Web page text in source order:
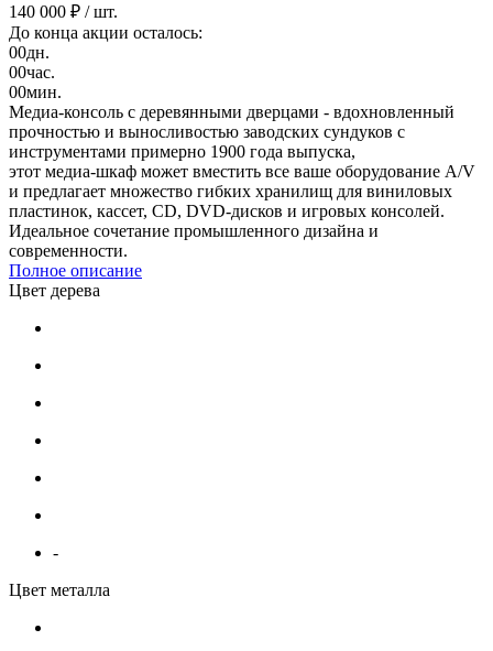
140 000 ₽ / шт.
До конца акции осталось:
00дн.
00час.
00мин.
Медиа-консоль с деревянными дверцами - вдохновленный
прочностью и выносливостью заводских сундуков с
инструментами примерно 1900 года выпуска,
этот медиа-шкаф может вместить все ваше оборудование A/V
и предлагает множество гибких хранилищ для виниловых
пластинок, кассет, CD, DVD-дисков и игровых консолей.
Идеальное сочетание промышленного дизайна и
современности.
Полное описание
Цвет дерева
-
Цвет металла